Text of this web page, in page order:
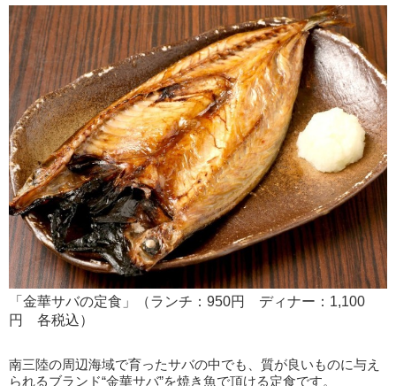
「金華サバの定食」（ランチ：950円 ディナー：1,100
円 各税込）
南三陸の周辺海域で育ったサバの中でも、質が良いものに与え
られるブランド“金華サバ”を焼き魚で頂ける定食です。